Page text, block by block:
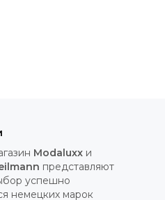
Modaluxx и
представляют
успешно
немецких марок